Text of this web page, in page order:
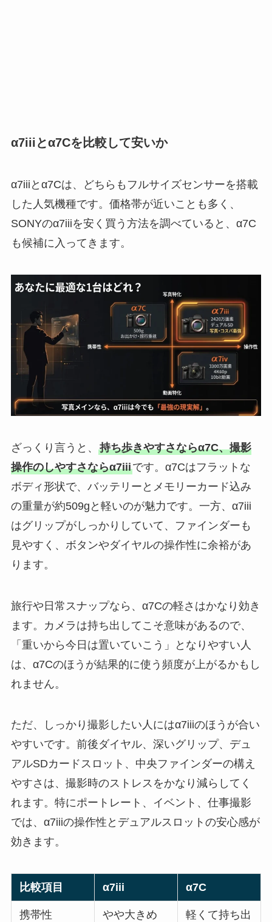
α7iiiとα7Cを比較して安いか
α7iiiとα7Cは、どちらもフルサイズセンサーを搭載
した人気機種です。価格帯が近いことも多く、
SONYのα7iiiを安く買う方法を調べていると、α7C
も候補に入ってきます。
ざっくり言うと、 持ち歩きやすさならα7C、撮影
操作のしやすさならα7iiiです。α7Cはフラットな
ボディ形状で、バッテリーとメモリーカード込み
の重量が約509gと軽いのが魅力です。一方、α7iii
はグリップがしっかりしていて、ファインダーも
見やすく、ボタンやダイヤルの操作性に余裕があ
ります。
旅行や日常スナップなら、α7Cの軽さはかなり効き
ます。カメラは持ち出してこそ意味があるので、
「重いから今日は置いていこう」となりやすい人
は、α7Cのほうが結果的に使う頻度が上がるかもし
れません。
ただ、しっかり撮影したい人にはα7iiiのほうが合い
やすいです。前後ダイヤル、深いグリップ、デュ
アルSDカードスロット、中央ファインダーの構え
やすさは、撮影時のストレスをかなり減らしてく
れます。特にポートレート、イベント、仕事撮影
では、α7iiiの操作性とデュアルスロットの安心感が
効きます。
比較項目 α7iii α7C
携帯性 やや大きめ
軽くて持ち出